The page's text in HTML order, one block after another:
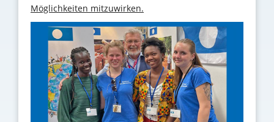
Möglichkeiten mitzuwirken.